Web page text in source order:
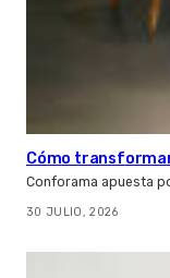
Cómo
Conforama apuesta
30 JULIO, 2026